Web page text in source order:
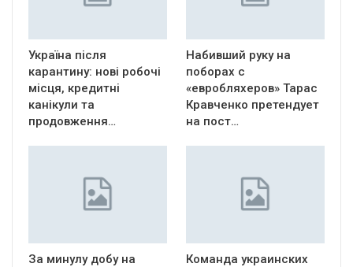
Україна після
карантину: нові робочі
місця, кредитні
канікули та
продовження…
Набивший руку на
поборах с
«евробляхеров» Тарас
Кравченко претендует
на пост…
За минулу добу на
Команда украинских